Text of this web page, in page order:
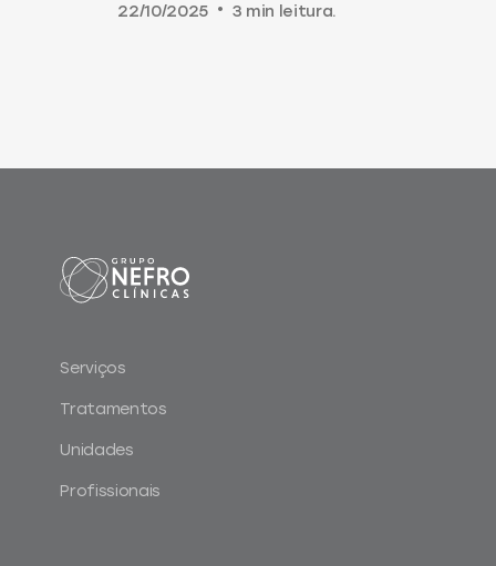
22/10/2025
• 3 min leitura.
Serviços
Tratamentos
Unidades
Profissionais